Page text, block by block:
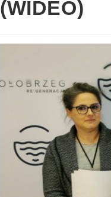
(WIDEO)